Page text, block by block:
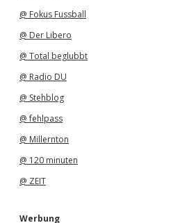
@ Fokus Fussball
@ Der Libero
@ Total beglubbt
@ Radio DU
@ Stehblog
@ fehlpass
@ Millernton
@ 120 minuten
@ ZEIT
Werbung